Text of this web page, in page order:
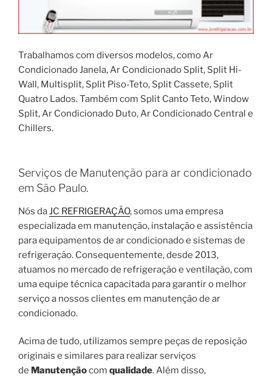
Trabalhamos com diversos modelos, como Ar
Condicionado Janela, Ar Condicionado Split, Split Hi-
Wall, Multisplit, Split Piso-Teto, Split Cassete, Split
Quatro Lados. Também com Split Canto Teto, Window
Split, Ar Condicionado Duto, Ar Condicionado Central e
Chillers.
Serviços de Manutenção para ar condicionado
em São Paulo.
Nós daJC REFRIGERAÇÃO, somos uma empresa
especializada em manutenção, instalação e assistência
para equipamentos de ar condicionado e sistemas de
refrigeração. Consequentemente, desde 2013,
atuamos no mercado de refrigeração e ventilação, com
uma equipe técnica capacitada para garantir o melhor
serviço a nossos clientes em manutenção de ar
condicionado.
Acima de tudo, utilizamos sempre peças de reposição
originais e similares para realizar serviços
de Manutençãocom qualidade. Além disso,